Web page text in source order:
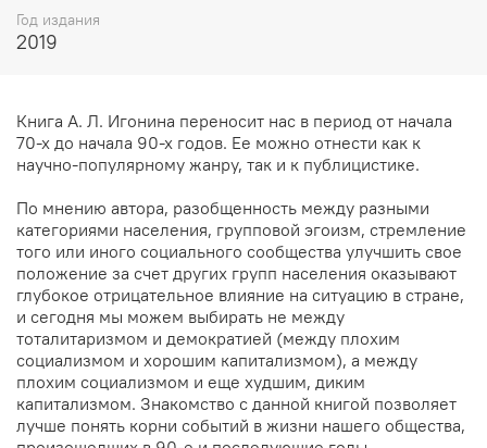
Год издания
2019
Книга А. Л. Игонина переносит нас в период от начала
70-х до начала 90-х годов. Ее можно отнести как к
научно-популярному жанру, так и к публицистике.
По мнению автора, разобщенность между разными
категориями населения, групповой эгоизм, стремление
того или иного социального сообщества улучшить свое
положение за счет других групп населения оказывают
глубокое отрицательное влияние на ситуацию в стране,
и сегодня мы можем выбирать не между
тоталитаризмом и демократией (между плохим
социализмом и хорошим капитализмом), а между
плохим социализмом и еще худшим, диким
капитализмом. Знакомство с данной книгой позволяет
лучше понять корни событий в жизни нашего общества,